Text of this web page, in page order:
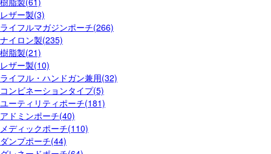
レザー製(3)
ライフルマガジンポーチ(266)
ナイロン製(235)
樹脂製(21)
レザー製(10)
ライフル・ハンドガン兼用(32)
コンビネーションタイプ(5)
ユーティリティポーチ(181)
アドミンポーチ(40)
メディックポーチ(110)
ダンプポーチ(44)